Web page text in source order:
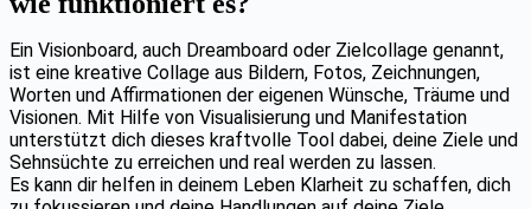
Ein Visionboard, auch Dreamboard oder Zielcollage genannt,
ist eine kreative Collage aus Bildern, Fotos, Zeichnungen,
Worten und Affirmationen der eigenen Wünsche, Träume und
Visionen. Mit Hilfe von Visualisierung und Manifestation
unterstützt dich dieses kraftvolle Tool dabei, deine Ziele und
Sehnsüchte zu erreichen und real werden zu lassen.
Es kann dir helfen in deinem Leben Klarheit zu schaffen, dich